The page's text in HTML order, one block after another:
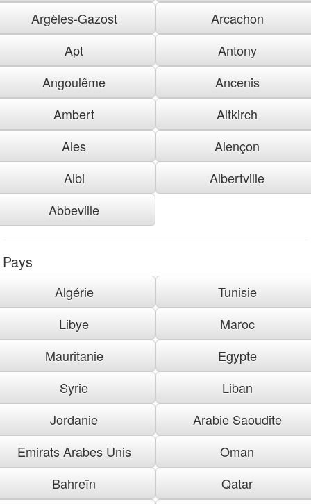
Argèles-Gazost
Arcachon
Apt
Antony
Angoulême
Ancenis
Ambert
Altkirch
Ales
Alençon
Albi
Albertville
Abbeville
Pays
Algérie
Tunisie
Libye
Maroc
Mauritanie
Egypte
Syrie
Liban
Jordanie
Arabie Saoudite
Emirats Arabes Unis
Oman
Bahreïn
Qatar